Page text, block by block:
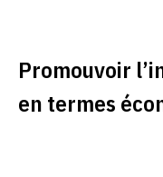
Promouvoir
en termes